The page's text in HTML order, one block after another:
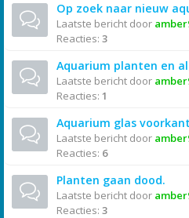
Op zoek naar nieuw
Laatste bericht door
Reacties: 3
Aquarium planten en
Laatste bericht door
Reacties: 1
Aquarium glas
Laatste bericht door
Reacties: 6
Planten gaan dood.
Laatste bericht door
Reacties: 3